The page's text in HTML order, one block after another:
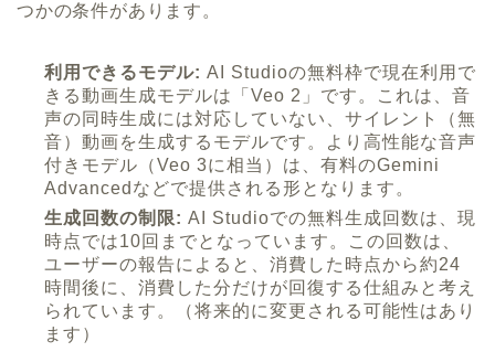
つかの条件があります。
利用できるモデル: AI Studioの無料枠で現在利用で
きる動画生成モデルは「Veo 2」です。これは、音
声の同時生成には対応していない、サイレント（無
音）動画を生成するモデルです。より高性能な音声
付きモデル（Veo 3に相当）は、有料のGemini
Advancedなどで提供される形となります。
生成回数の制限: AI Studioでの無料生成回数は、現
時点では10回までとなっています。この回数は、
ユーザーの報告によると、消費した時点から約24
時間後に、消費した分だけが回復する仕組みと考え
られています。（将来的に変更される可能性はあり
ます）